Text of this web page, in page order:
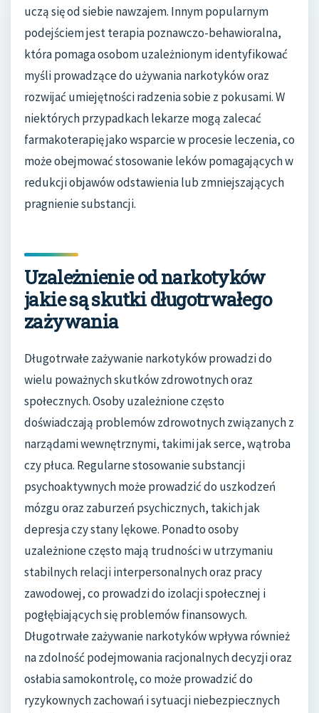
uczą się od siebie nawzajem. Innym popularnym
podejściem jest terapia poznawczo-behawioralna,
która pomaga osobom uzależnionym identyfikować
myśli prowadzące do używania narkotyków oraz
rozwijać umiejętności radzenia sobie z pokusami. W
niektórych przypadkach lekarze mogą zalecać
farmakoterapię jako wsparcie w procesie leczenia, co
może obejmować stosowanie leków pomagających w
redukcji objawów odstawienia lub zmniejszających
pragnienie substancji.
Uzależnienie od narkotyków
jakie są skutki długotrwałego
zażywania
Długotrwałe zażywanie narkotyków prowadzi do
wielu poważnych skutków zdrowotnych oraz
społecznych. Osoby uzależnione często
doświadczają problemów zdrowotnych związanych z
narządami wewnętrznymi, takimi jak serce, wątroba
czy płuca. Regularne stosowanie substancji
psychoaktywnych może prowadzić do uszkodzeń
mózgu oraz zaburzeń psychicznych, takich jak
depresja czy stany lękowe. Ponadto osoby
uzależnione często mają trudności w utrzymaniu
stabilnych relacji interpersonalnych oraz pracy
zawodowej, co prowadzi do izolacji społecznej i
pogłębiających się problemów finansowych.
Długotrwałe zażywanie narkotyków wpływa również
na zdolność podejmowania racjonalnych decyzji oraz
osłabia samokontrolę, co może prowadzić do
ryzykownych zachowań i sytuacji niebezpiecznych